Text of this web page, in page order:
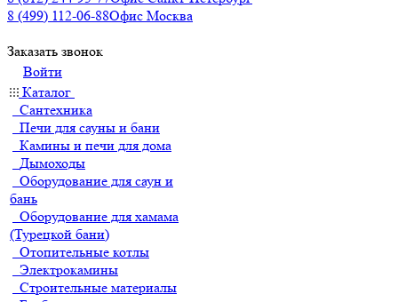
8 (499) 112-06-88Офис Москва
Заказать звонок
Войти
Каталог
Сантехника
Печи для сауны и бани
Камины и печи для дома
Дымоходы
Оборудование для саун и
бань
Оборудование для хамама
(Турецкой бани)
Отопительные котлы
Электрокамины
Строительные материалы